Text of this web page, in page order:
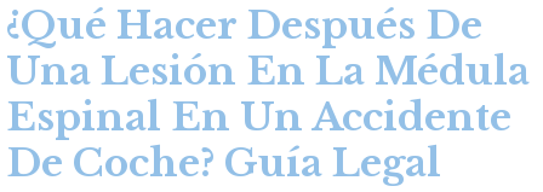
¿Qué Hacer Después De
Una Lesión En La Médula
Espinal En Un Accidente
De Coche? Guía Legal